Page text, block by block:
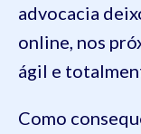
advocacia
online, nos
ágil e
Como